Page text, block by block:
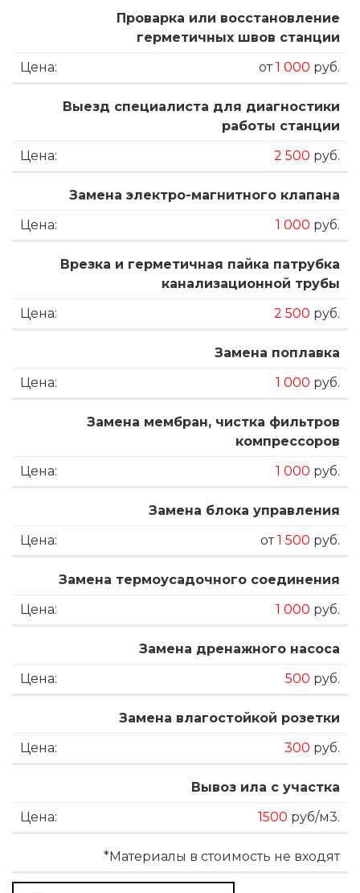
Проварка или восстановление
герметичных швов станции
от1 000 руб.
Выезд специалиста для диагностики
работы станции
2 500 руб.
Замена электро-магнитного клапана
1 000 руб.
Врезка и герметичная пайка патрубка
канализационной трубы
2 500 руб.
Замена поплавка
1 000 руб.
Замена мембран, чистка фильтров
компрессоров
1 000 руб.
Замена блока управления
от1 500 руб.
Замена термоусадочного соединения
1 000 руб.
Замена дренажного насоса
500 руб.
Замена влагостойкой розетки
300 руб.
Вывоз ила с участка
1500 руб/м3.
*Материалы в стоимость не входят